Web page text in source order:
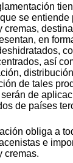
se entiende
cremas,
en
así
de tales
de
de países
obliga a
e
cremas.